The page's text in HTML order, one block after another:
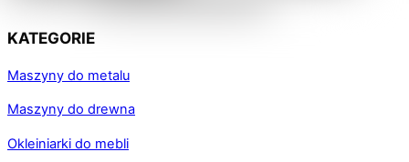
KATEGORIE
Maszyny do metalu
Maszyny do drewna
Okleiniarki do mebli